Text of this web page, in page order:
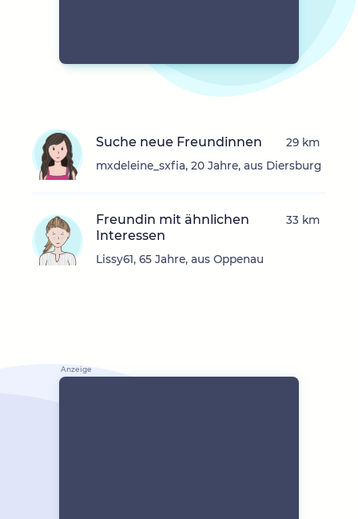
Suche neue Freundinnen
mxdeleine_sxfia, 20 Jahre, aus Diersburg
29 km
Freundin mit ähnlichen
Interessen
Lissy61, 65 Jahre, aus Oppenau
33 km